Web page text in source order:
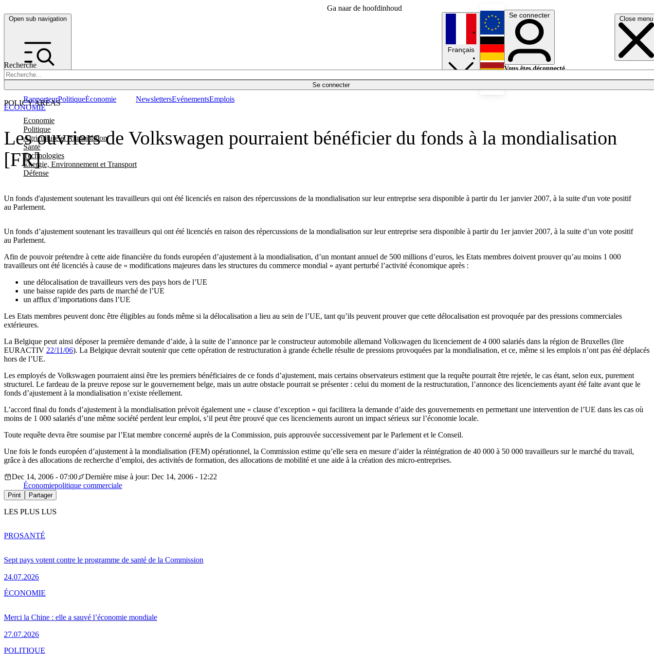
Ga naar de hoofdinhoud
Open sub navigation Close menu
Recherche
Se connecter
POLICY AREAS
Economie
Politique
Agriculture et Alimentation
Santé
Technologies
Energie, Environnement et Transport
Défense
RapporteurPolitiqueÉconomie NewslettersEvénementsEmplois
Français
English
Deutsch
Se connecter
Vous êtes déconnecté.
Les ouvriers de Volkswagen pourraient bénéficier du fonds à la mondialisation
[FR]
Un fonds d'ajustement soutenant les travailleurs qui ont été licenciés en raison des répercussions de la mondialisation sur leur entreprise sera disponible à partir du 1er janvier 2007, à la suite d'un vote positif
au Parlement.
ÉCONOMIE
Un fonds d’ajustement soutenant les travailleurs qui ont été licenciés en raison des répercussions de la mondialisation sur leur entreprise sera disponible à partir du 1er janvier 2007, à la suite d’un vote positif
au Parlement.
Afin de pouvoir prétendre à cette aide financière du fonds européen d’ajustement à la mondialisation, d’un montant annuel de 500 millions d’euros, les Etats membres doivent prouver qu’au moins 1 000
travailleurs ont été licenciés à cause de « modifications majeures dans les structures du commerce mondial » ayant perturbé l’activité économique après :
une délocalisation de travailleurs vers des pays hors de l’UE
une baisse rapide des parts de marché de l’UE
un afflux d’importations dans l’UE
Les Etats membres peuvent donc être éligibles au fonds même si la délocalisation a lieu au sein de l’UE, tant qu’ils peuvent prouver que cette délocalisation est provoquée par des pressions commerciales
extérieures.
La Belgique peut ainsi déposer la première demande d’aide, à la suite de l’annonce par le constructeur automobile allemand Volkswagen du licenciement de 4 000 salariés dans la région de Bruxelles (lire
EURACTIV 22/11/06). La Belgique devrait soutenir que cette opération de restructuration à grande échelle résulte de pressions provoquées par la mondialisation, et ce, même si les emplois n’ont pas été déplacés
hors de l’UE.
Les employés de Volkswagen pourraient ainsi être les premiers bénéficiaires de ce fonds d’ajustement, mais certains observateurs estiment que la requête pourrait être rejetée, le cas étant, selon eux, purement
structurel. Le fardeau de la preuve repose sur le gouvernement belge, mais un autre obstacle pourrait se présenter : celui du moment de la restructuration, l’annonce des licenciements ayant été faite avant que le
fonds d’ajustement à la mondialisation n’existe réellement.
L’accord final du fonds d’ajustement à la mondialisation prévoit également une « clause d’exception » qui facilitera la demande d’aide des gouvernements en permettant une intervention de l’UE dans les cas où
moins de 1 000 salariés d’une même société perdent leur emploi, s’il peut être prouvé que ces licenciements auront un impact sérieux sur l’économie locale.
Toute requête devra être soumise par l’Etat membre concerné auprès de la Commission, puis approuvée successivement par le Parlement et le Conseil.
Une fois le fonds européen d’ajustement à la mondialisation (FEM) opérationnel, la Commission estime qu’elle sera en mesure d’aider la réintégration de 40 000 à 50 000 travailleurs sur le marché du travail,
grâce à des allocations de recherche d’emploi, des activités de formation, des allocations de mobilité et une aide à la création des micro-entreprises.
Dec 14, 2006 - 07:00
Dernière mise à jour: Dec 14, 2006 - 12:22
Économiepolitique commerciale
Print Partager
LES PLUS LUS
Sept pays votent contre le programme de santé de la Commission
24.07.2026
PROSANTÉ
Merci la Chine : elle a sauvé l’économie mondiale
27.07.2026
ÉCONOMIE
POLITIQUE